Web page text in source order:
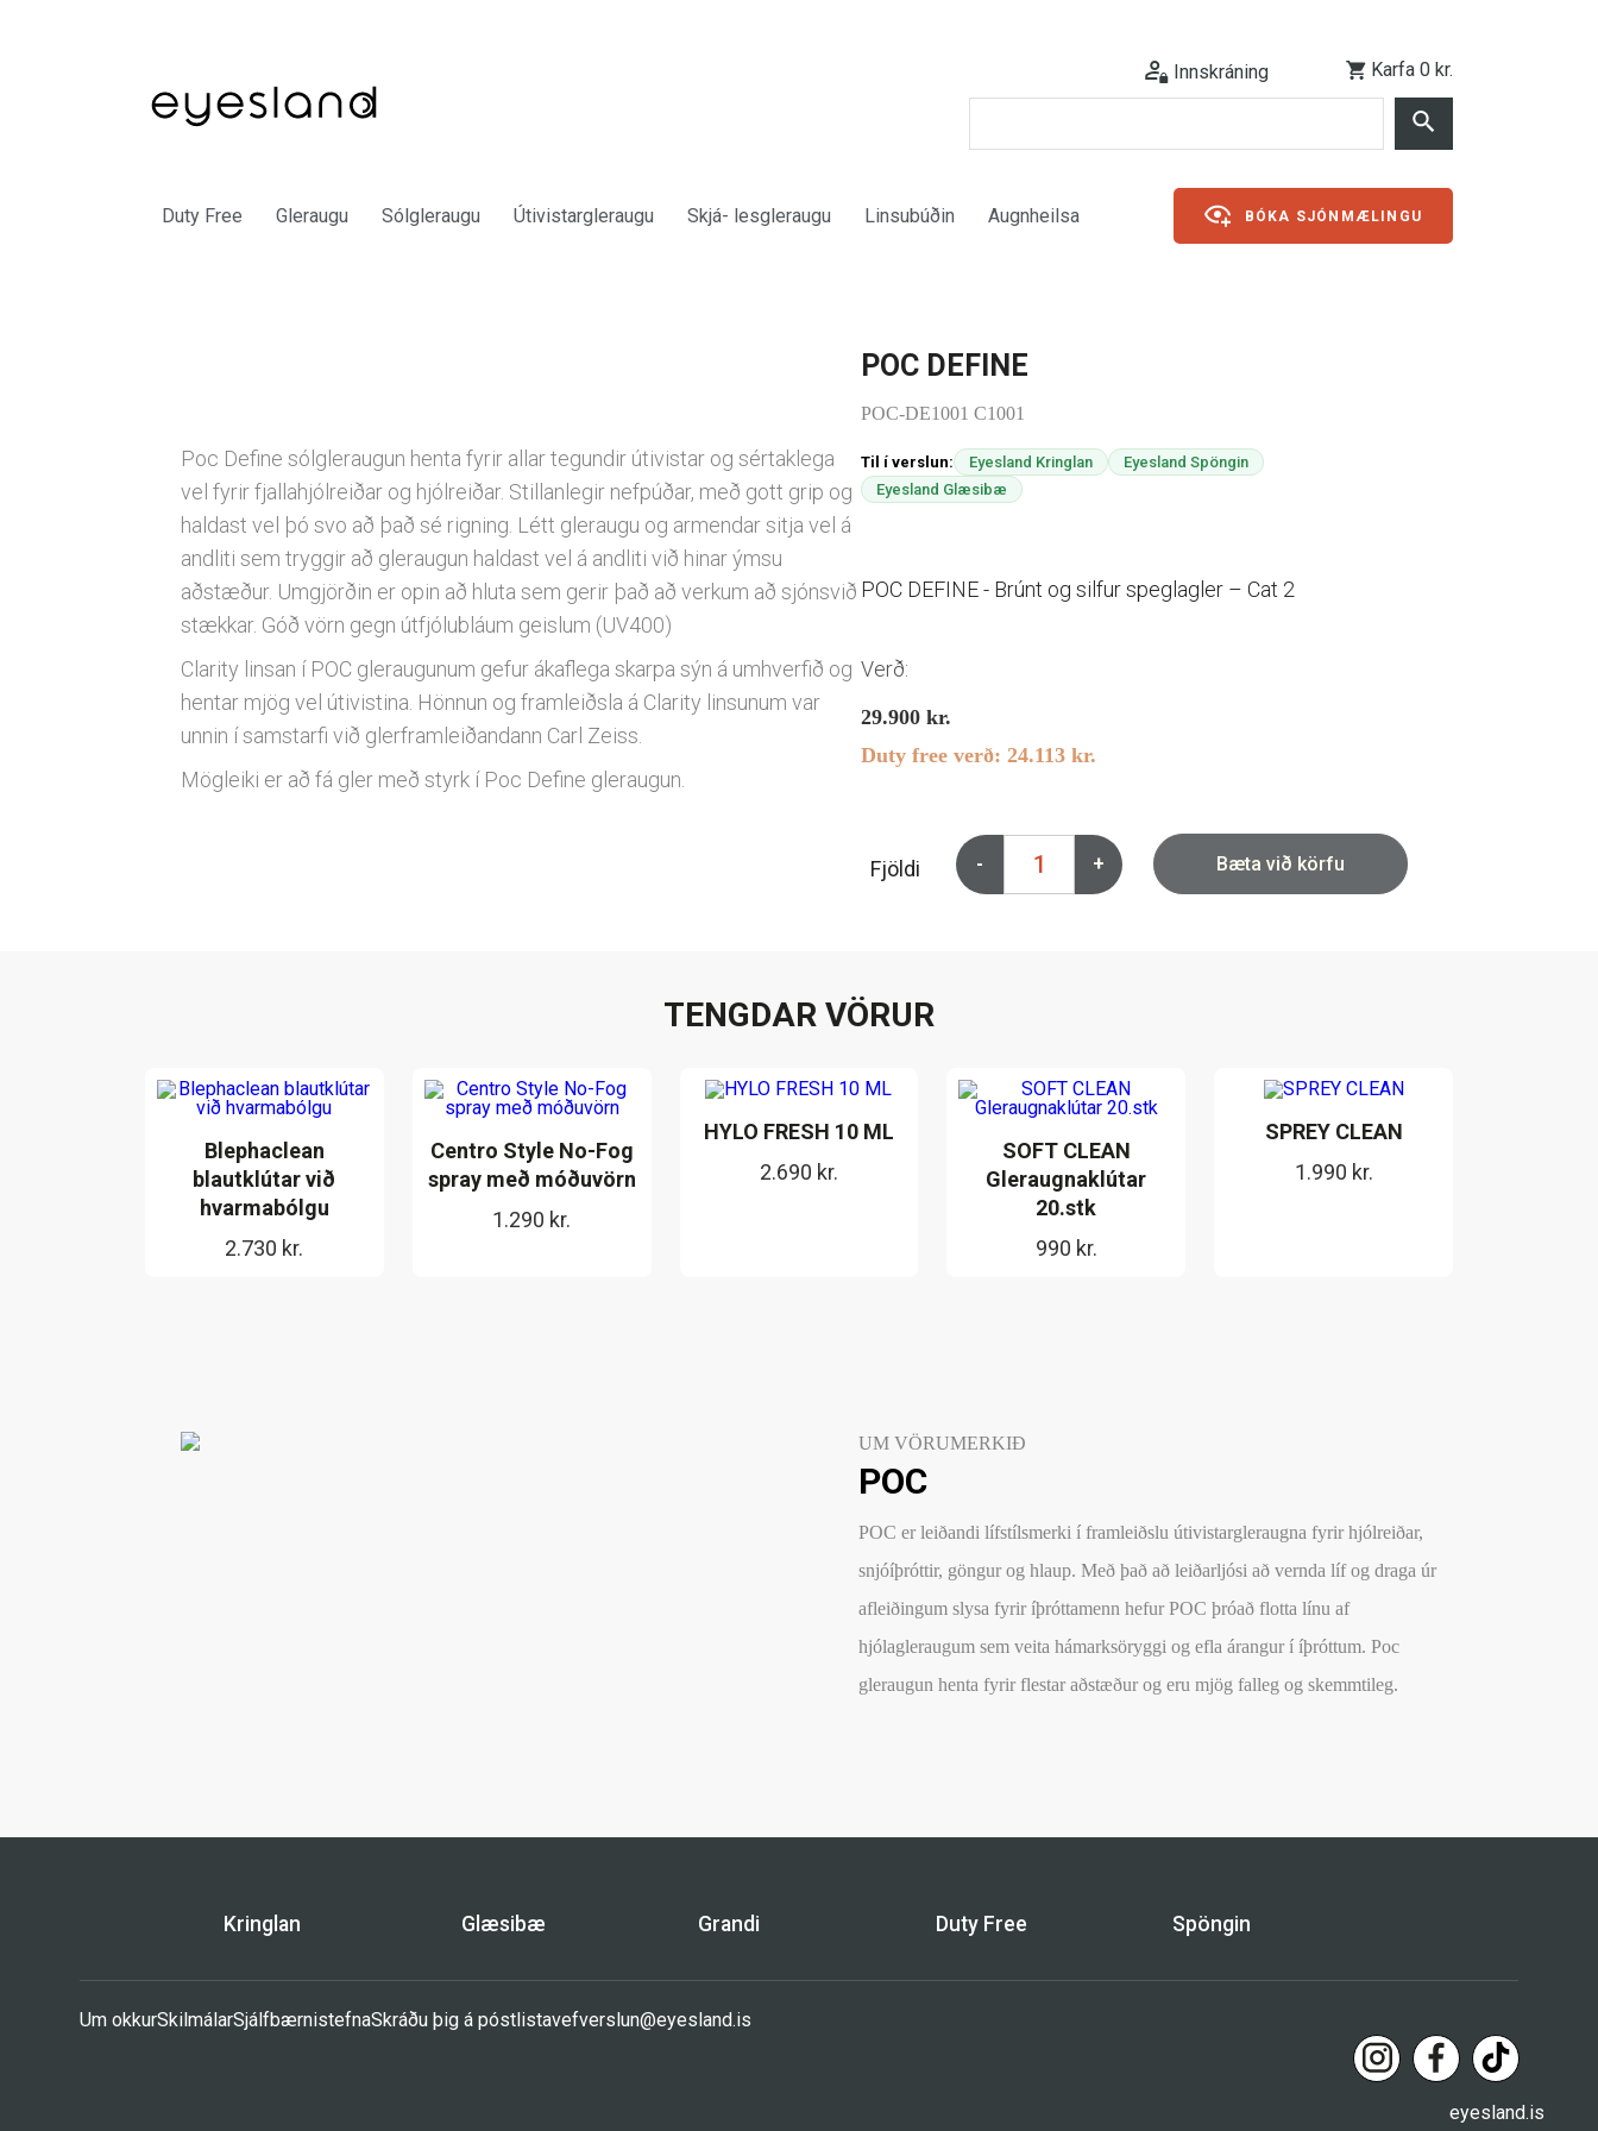
Innskráning Karfa 0 kr.
Duty Free Gleraugu Sólgleraugu Útivistargleraugu Skjá- lesgleraugu Linsubúðin Augnheilsa BÓKA SJÓNMÆLINGU
Poc Define sólgleraugun henta fyrir allar tegundir útivistar og sértaklega
vel fyrir fjallahjólreiðar og hjólreiðar. Stillanlegir nefpúðar, með gott grip og
haldast vel þó svo að það sé rigning. Létt gleraugu og armendar sitja vel á
andliti sem tryggir að gleraugun haldast vel á andliti við hinar ýmsu
aðstæður. Umgjörðin er opin að hluta sem gerir það að verkum að sjónsvið
stækkar. Góð vörn gegn útfjólubláum geislum (UV400)
Clarity linsan í POC gleraugunum gefur ákaflega skarpa sýn á umhverfið og
hentar mjög vel útivistina. Hönnun og framleiðsla á Clarity linsunum var
unnin í samstarfi við glerframleiðandann Carl Zeiss.
Mögleiki er að fá gler með styrk í Poc Define gleraugun.
POC DEFINE
POC-DE1001 C1001
Til í verslun: Eyesland Kringlan
Eyesland Spöngin
Eyesland Glæsibæ
POC DEFINE - Brúnt og silfur speglagler – Cat 2
Verð:
29.900 kr.
Duty free verð: 24.113 kr.
Fjöldi - + Bæta við körfu
TENGDAR VÖRUR
Blephaclean
blautklútar við
hvarmabólgu
2.730 kr.
Centro Style No-Fog
spray með móðuvörn
1.290 kr.
HYLO FRESH 10 ML
2.690 kr.
SOFT CLEAN
Gleraugnaklútar
20.stk
990 kr.
SPREY CLEAN
1.990 kr.
UM VÖRUMERKIÐ
POC
POC er leiðandi lífstílsmerki í framleiðslu útivistargleraugna fyrir hjólreiðar,
snjóíþróttir, göngur og hlaup. Með það að leiðarljósi að vernda líf og draga úr
afleiðingum slysa fyrir íþróttamenn hefur POC þróað flotta línu af
hjólagleraugum sem veita hámarksöryggi og efla árangur í íþróttum. Poc
gleraugun henta fyrir flestar aðstæður og eru mjög falleg og skemmtileg.
Kringlan Glæsibæ Grandi Duty Free Spöngin
Um okkurSkilmálarSjálfbærnistefnaSkráðu þig á póstlistavefverslun@eyesland.is
eyesland.is